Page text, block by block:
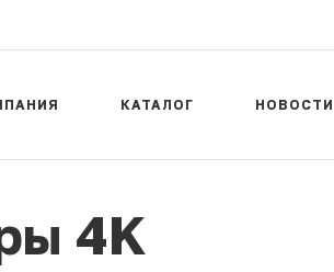
КАТАЛОГ НОВОСТИ
4K